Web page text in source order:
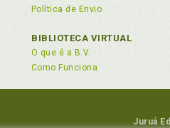
Política de Envio
BIBLIOTECA VIRTUAL
O que é a B.V.
Como Funciona
Juruá